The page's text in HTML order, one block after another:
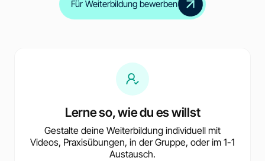
Für Weiterbildung bewerben
Lerne so, wie du es willst
Gestalte deine Weiterbildung individuell mit
Videos, Praxisübungen, in der Gruppe, oder im 1-1
Austausch.